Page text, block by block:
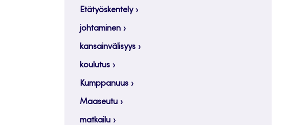
Etätyöskentely
johtaminen
kansainvälisyys
koulutus
Kumppanuus
Maaseutu
matkailu